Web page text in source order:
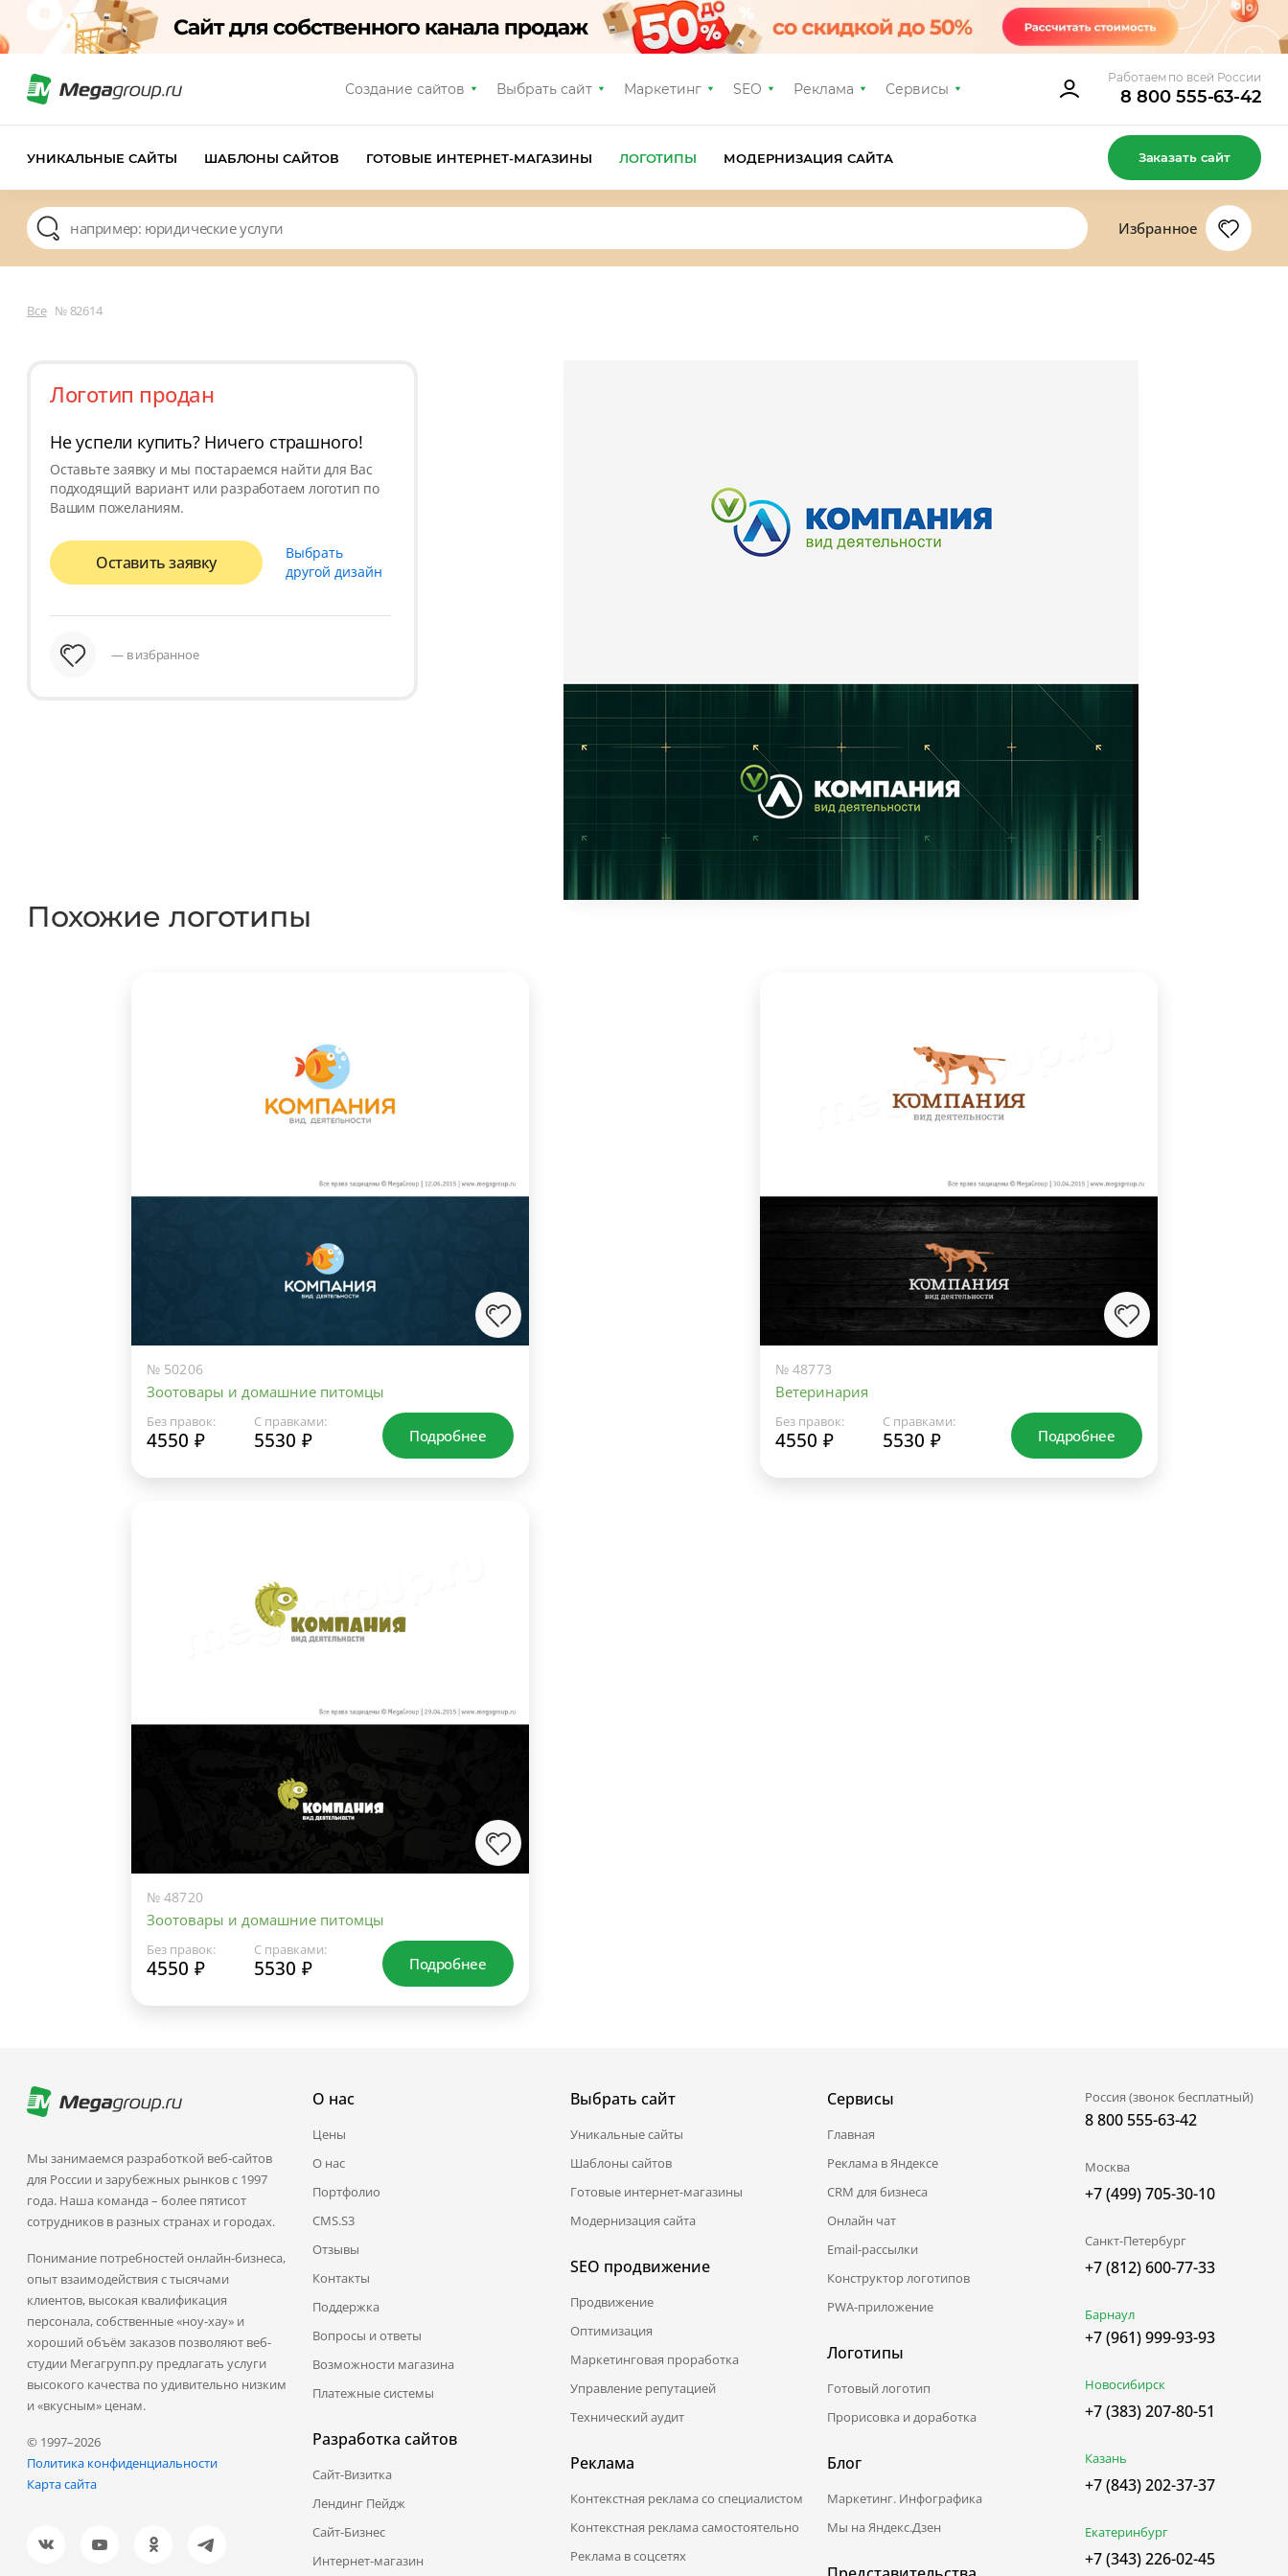
Создание сайтов Выбрать сайт Маркетинг SEO Реклама Сервисы
Работаем по всей России
8 800 555-63-42
УНИКАЛЬНЫЕ САЙТЫ ШАБЛОНЫ САЙТОВ ГОТОВЫЕ ИНТЕРНЕТ-МАГАЗИНЫ ЛОГОТИПЫ МОДЕРНИЗАЦИЯ САЙТА Заказать сайт
Избранное
Все № 82614
Логотип продан
Не успели купить? Ничего страшного!
Оставьте заявку и мы постараемся найти для Вас
подходящий вариант или разработаем логотип по
Вашим пожеланиям.
Оставить заявку
Выбрать
другой дизайн
— в избранное
Похожие логотипы
№ 50206
Зоотовары и домашние питомцы
Без правок:
4550 ₽
С правками:
5530 ₽ Подробнее
№ 48773
Ветеринария
Без правок:
4550 ₽
С правками:
5530 ₽ Подробнее
№ 48720
Зоотовары и домашние питомцы
Без правок:
4550 ₽
С правками:
5530 ₽ Подробнее
Мы занимаемся разработкой веб-сайтов
для России и зарубежных рынков с 1997
года. Наша команда – более пятисот
сотрудников в разных странах и городах.
Понимание потребностей онлайн-бизнеса,
опыт взаимодействия с тысячами
клиентов, высокая квалификация
персонала, собственные «ноу-хау» и
хороший объём заказов позволяют веб-
студии Мегагрупп.ру предлагать услуги
высокого качества по удивительно низким
и «вкусным» ценам.
© 1997–2026
Политика конфиденциальности
Карта сайта
О нас
Цены
О нас
Портфолио
CMS.S3
Отзывы
Контакты
Поддержка
Вопросы и ответы
Возможности магазина
Платежные системы
Разработка сайтов
Сайт-Визитка
Лендинг Пейдж
Сайт-Бизнес
Интернет-магазин
Выбрать сайт
Уникальные сайты
Шаблоны сайтов
Готовые интернет-магазины
Модернизация сайта
SEO продвижение
Продвижение
Оптимизация
Маркетинговая проработка
Управление репутацией
Технический аудит
Реклама
Контекстная реклама со специалистом
Контекстная реклама самостоятельно
Реклама в соцсетях
Сервисы
Главная
Реклама в Яндексе
CRM для бизнеса
Онлайн чат
Email-рассылки
Конструктор логотипов
PWA-приложение
Логотипы
Готовый логотип
Прорисовка и доработка
Блог
Маркетинг. Инфографика
Мы на Яндекс.Дзен
Россия (звонок бесплатный)
8 800 555-63-42
Москва
+7 (499) 705-30-10
Санкт-Петербург
+7 (812) 600-77-33
Барнаул
+7 (961) 999-93-93
Новосибирск
+7 (383) 207-80-51
Казань
+7 (843) 202-37-37
Екатеринбург
+7 (343) 226-02-45